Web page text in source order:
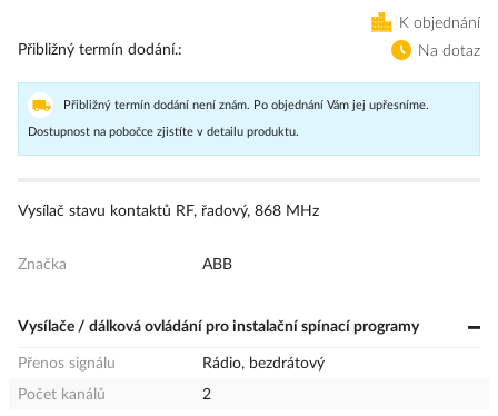
K objednání
Přibližný termín dodání.
Na dotaz
Přibližný termín dodání není znám. Po objednání Vám jej upřesníme.
Dostupnost na pobočce zjistíte v detailu produktu.
Vysílač stavu kontaktů RF, řadový, 868 MHz
Značka ABB
Vysílače / dálková ovládání pro instalační spínací programy
Přenos signálu
Rádio, bezdrátový
Počet kanálů
2